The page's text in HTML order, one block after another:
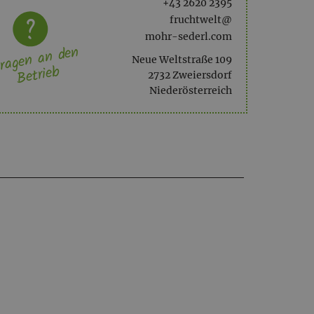
+43 2620 2395
fruchtwelt@
mohr-sederl.com
Neue Weltstraße 109
2732 Zweiersdorf
Niederösterreich
an den
Betrieb